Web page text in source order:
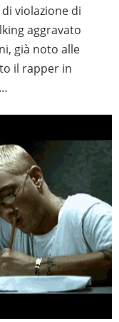
violazione di
aggravato
già noto alle
il rapper in